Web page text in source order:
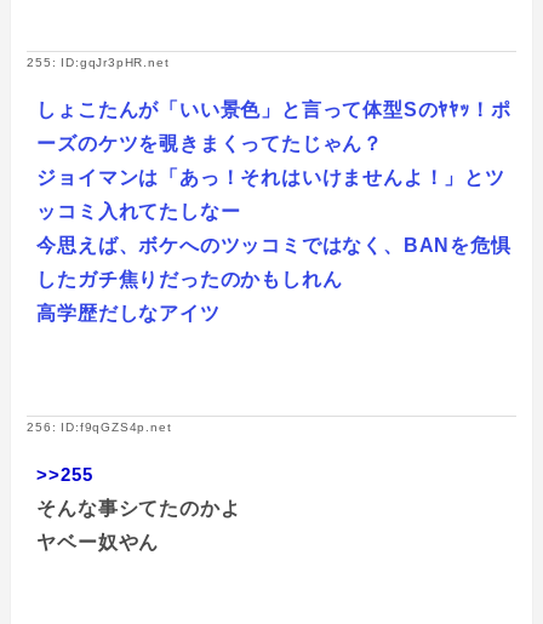
255: ID:gqJr3pHR.net
しょこたんが「いい景色」と言って体型Sのﾔﾔｯ！ポ
ーズのケツを覗きまくってたじゃん？
ジョイマンは「あっ！それはいけませんよ！」とツ
ッコミ入れてたしなー
今思えば、ボケへのツッコミではなく、BANを危惧
したガチ焦りだったのかもしれん
高学歴だしなアイツ
256: ID:f9qGZS4p.net
>>255
そんな事シてたのかよ
ヤベー奴やん